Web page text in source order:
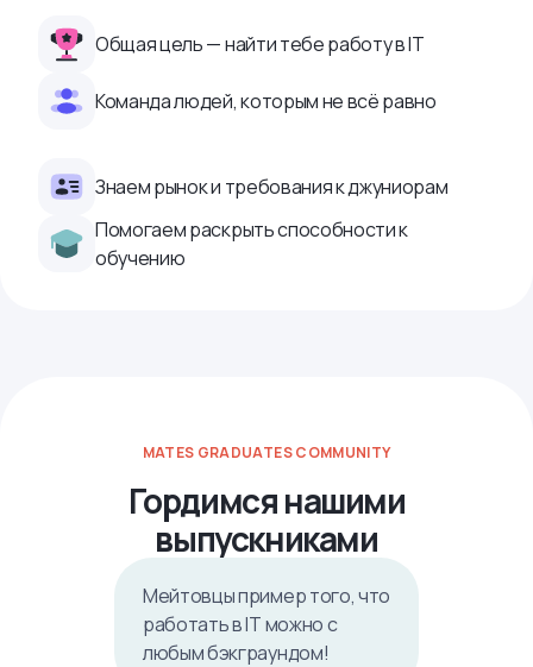
Общая цель — найти тебе работу в IТ
Команда людей, которым не всё равно
Знаем рынок и требования к джуниорам
Помогаем раскрыть способности к
обучению
MATES GRADUATES COMMUNITY
Гордимся нашими
выпускниками
Мейтовцы пример того, что
работать в IТ можно с
любым бэкграундом!